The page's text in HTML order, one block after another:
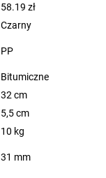
58.19 zł
Czarny
PP
Bitumiczne
32 cm
5,5 cm
10 kg
31 mm